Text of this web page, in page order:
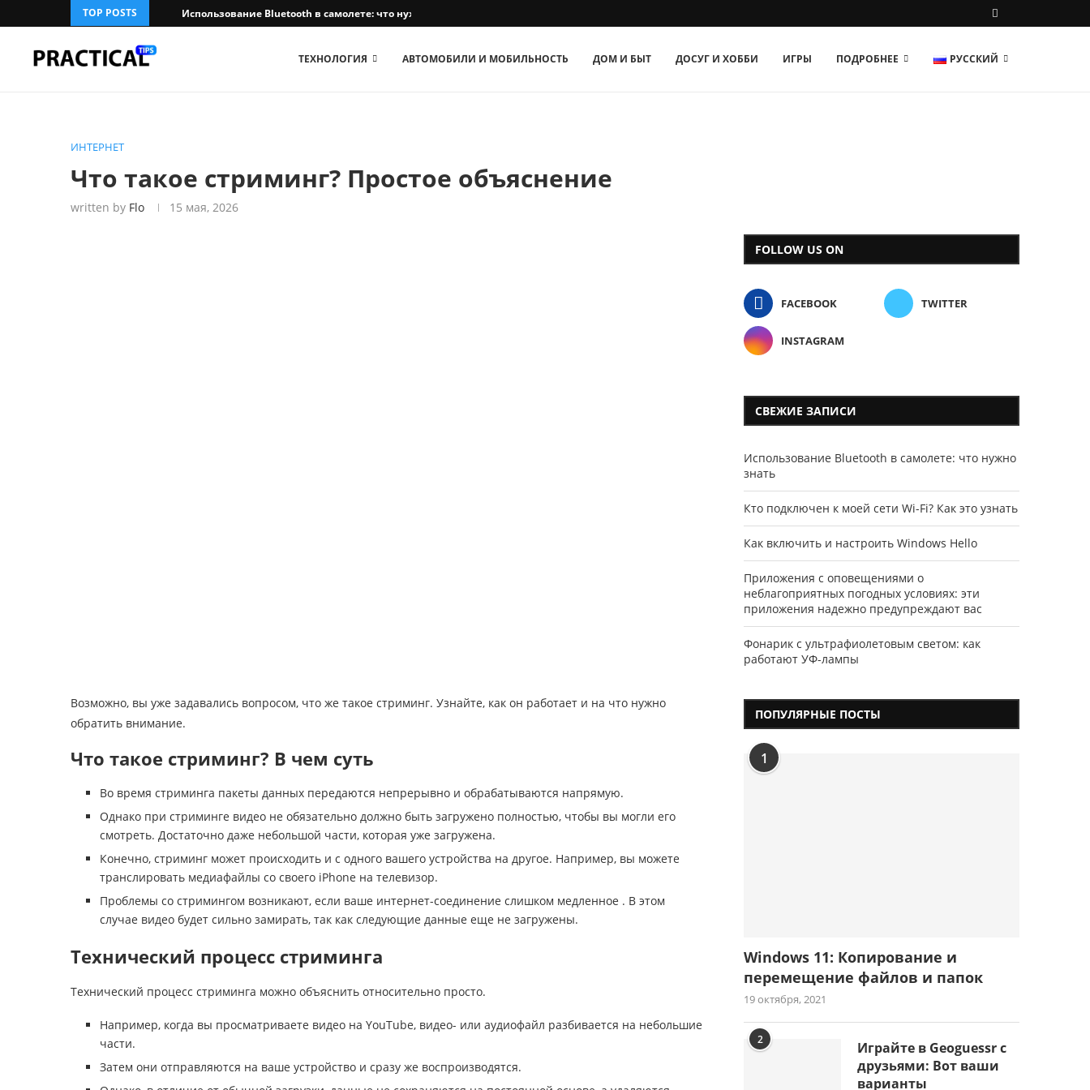
TOP POSTS Использование Bluetooth в самолете: что нужно знать
ТЕХНОЛОГИЯ АВТОМОБИЛИ И МОБИЛЬНОСТЬ ДОМ И БЫТ ДОСУГ И ХОББИ ИГРЫ ПОДРОБНЕЕ РУССКИЙ
ИНТЕРНЕТ
Что такое стриминг? Простое объяснение
written by Flo 15 мая, 2026
Возможно, вы уже задавались вопросом, что же такое стриминг. Узнайте, как он работает и на что нужно
обратить внимание.
Что такое стриминг? В чем суть
Во время стриминга пакеты данных передаются непрерывно и обрабатываются напрямую.
Однако при стриминге видео не обязательно должно быть загружено полностью, чтобы вы могли его
смотреть. Достаточно даже небольшой части, которая уже загружена.
Конечно, стриминг может происходить и с одного вашего устройства на другое. Например, вы можете
транслировать медиафайлы со своего iPhone на телевизор.
Проблемы со стримингом возникают, если ваше интернет-соединение слишком медленное . В этом
случае видео будет сильно замирать, так как следующие данные еще не загружены.
Технический процесс стриминга
Технический процесс стриминга можно объяснить относительно просто.
Например, когда вы просматриваете видео на YouTube, видео- или аудиофайл разбивается на небольшие
части.
Затем они отправляются на ваше устройство и сразу же воспроизводятся.
FOLLOW US ON
FACEBOOK TWITTER
INSTAGRAM
СВЕЖИЕ ЗАПИСИ
Использование Bluetooth в самолете: что нужно
знать
Кто подключен к моей сети Wi-Fi? Как это узнать
Как включить и настроить Windows Hello
Приложения с оповещениями о
неблагоприятных погодных условиях: эти
приложения надежно предупреждают вас
Фонарик с ультрафиолетовым светом: как
работают УФ-лампы
ПОПУЛЯРНЫЕ ПОСТЫ
1
Windows 11: Копирование и
перемещение файлов и папок
19 октября, 2021
2
Играйте в Geoguessr с
друзьями: Вот ваши
варианты